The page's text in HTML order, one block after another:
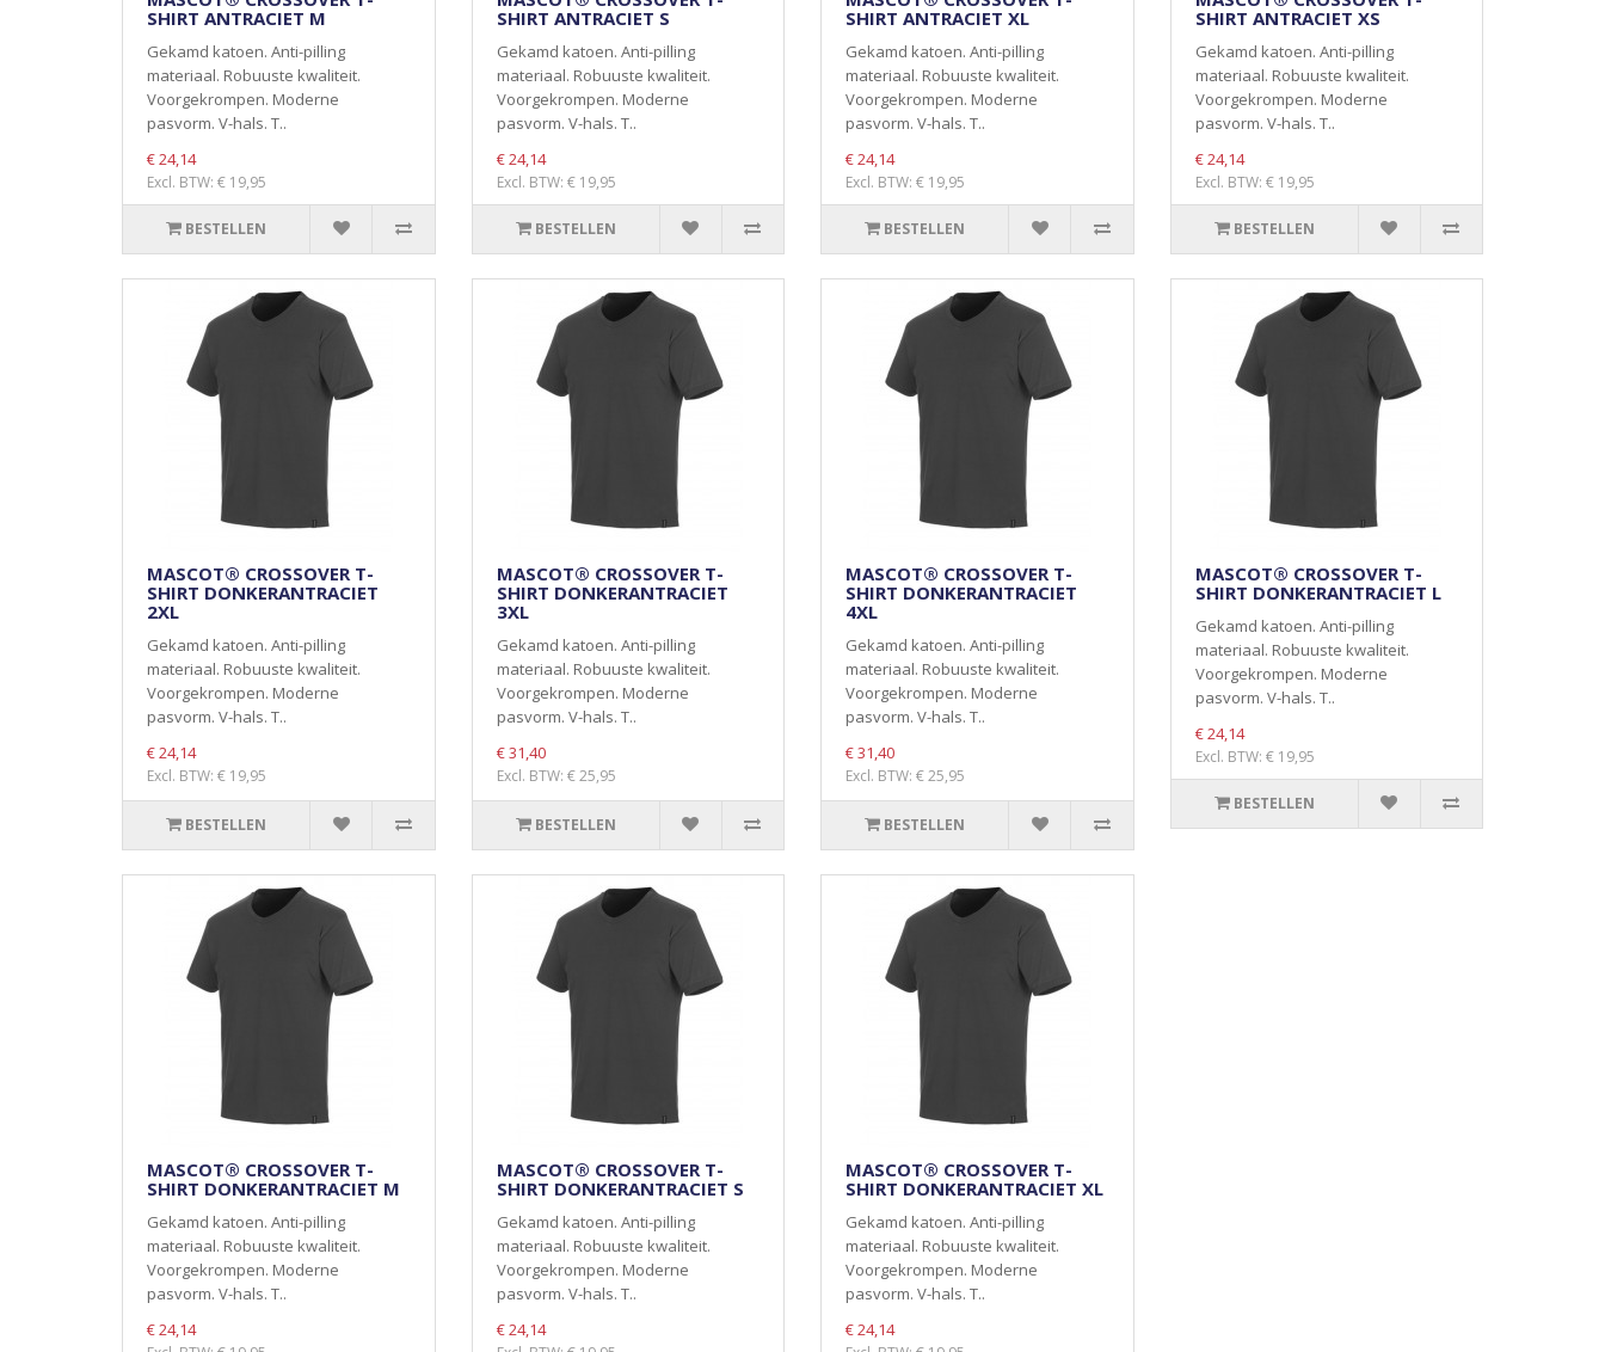
SHIRT ANTRACIET M
Gekamd katoen. Anti-pilling
materiaal. Robuuste kwaliteit.
Voorgekrompen. Moderne
pasvorm. V-hals. T..
€ 24,14
Excl. BTW: € 19,95
BESTELLEN
SHIRT ANTRACIET S
Gekamd katoen. Anti-pilling
materiaal. Robuuste kwaliteit.
Voorgekrompen. Moderne
pasvorm. V-hals. T..
€ 24,14
Excl. BTW: € 19,95
BESTELLEN
SHIRT ANTRACIET XL
Gekamd katoen. Anti-pilling
materiaal. Robuuste kwaliteit.
Voorgekrompen. Moderne
pasvorm. V-hals. T..
€ 24,14
Excl. BTW: € 19,95
BESTELLEN
SHIRT ANTRACIET XS
Gekamd katoen. Anti-pilling
materiaal. Robuuste kwaliteit.
Voorgekrompen. Moderne
pasvorm. V-hals. T..
€ 24,14
Excl. BTW: € 19,95
BESTELLEN
MASCOT® CROSSOVER T-
SHIRT DONKERANTRACIET
2XL
Gekamd katoen. Anti-pilling
materiaal. Robuuste kwaliteit.
Voorgekrompen. Moderne
pasvorm. V-hals. T..
€ 24,14
Excl. BTW: € 19,95
BESTELLEN
MASCOT® CROSSOVER T-
SHIRT DONKERANTRACIET
3XL
Gekamd katoen. Anti-pilling
materiaal. Robuuste kwaliteit.
Voorgekrompen. Moderne
pasvorm. V-hals. T..
€ 31,40
Excl. BTW: € 25,95
BESTELLEN
MASCOT® CROSSOVER T-
SHIRT DONKERANTRACIET
4XL
Gekamd katoen. Anti-pilling
materiaal. Robuuste kwaliteit.
Voorgekrompen. Moderne
pasvorm. V-hals. T..
€ 31,40
Excl. BTW: € 25,95
BESTELLEN
MASCOT® CROSSOVER T-
SHIRT DONKERANTRACIET L
Gekamd katoen. Anti-pilling
materiaal. Robuuste kwaliteit.
Voorgekrompen. Moderne
pasvorm. V-hals. T..
€ 24,14
Excl. BTW: € 19,95
BESTELLEN
MASCOT® CROSSOVER T-
SHIRT DONKERANTRACIET M
Gekamd katoen. Anti-pilling
materiaal. Robuuste kwaliteit.
Voorgekrompen. Moderne
pasvorm. V-hals. T..
€ 24,14
MASCOT® CROSSOVER T-
SHIRT DONKERANTRACIET S
Gekamd katoen. Anti-pilling
materiaal. Robuuste kwaliteit.
Voorgekrompen. Moderne
pasvorm. V-hals. T..
€ 24,14
MASCOT® CROSSOVER T-
SHIRT DONKERANTRACIET XL
Gekamd katoen. Anti-pilling
materiaal. Robuuste kwaliteit.
Voorgekrompen. Moderne
pasvorm. V-hals. T..
€ 24,14